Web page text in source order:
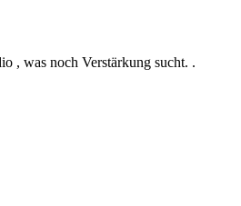
, was noch Verstärkung sucht. .